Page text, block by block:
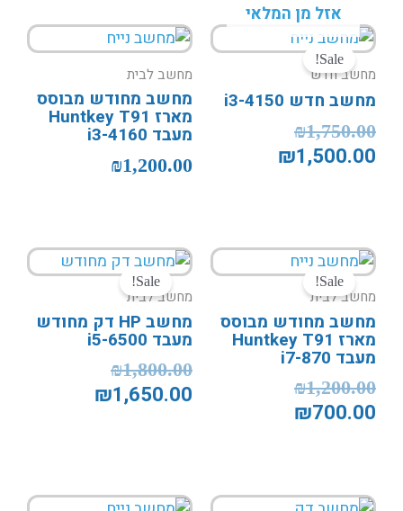
אזל מן המלאי
Sale!
מחשב חדש
מחשב חדש i3-4150
₪1,750.00
המחיר
המקורי
₪1,750.00.
₪1,500.00
הנוכחי
₪1,500.00.
מחשב לבית
מחשב מחודש מבוסס
מארז Huntkey T91
מעבד i3-4160
₪1,200.00
Sale!
מחשב לבית
מחשב מחודש מבוסס
מארז Huntkey T91
מעבד i7-870
₪1,200.00
המחיר
המקורי
₪1,200.00.
₪700.00
המחיר
הנוכחי
₪700.00.
Sale!
מחשב לבית
מחשב HP דק מחודש
מעבד i5-6500
₪1,800.00
המחיר
המקורי
₪1,800.00.
₪1,650.00
המחיר
הנוכחי
₪1,650.00.